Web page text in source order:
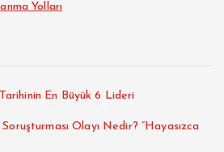
Yolları
En Büyük 6 Lideri
Olayı Nedir? “Hayasızca